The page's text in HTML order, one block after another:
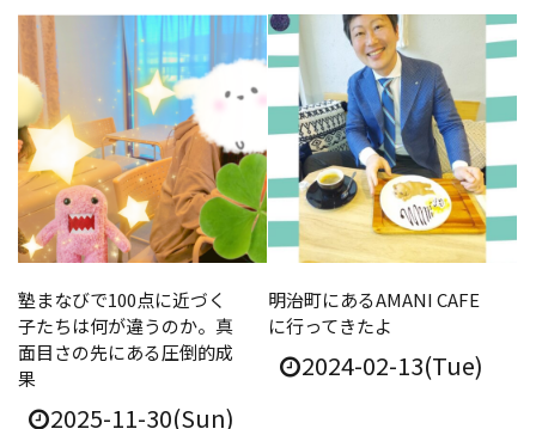
塾まなびで100点に近づく
子たちは何が違うのか。真
面目さの先にある圧倒的成
果
2025-11-30(Sun)
明治町にあるAMANI CAFE
に行ってきたよ
2024-02-13(Tue)